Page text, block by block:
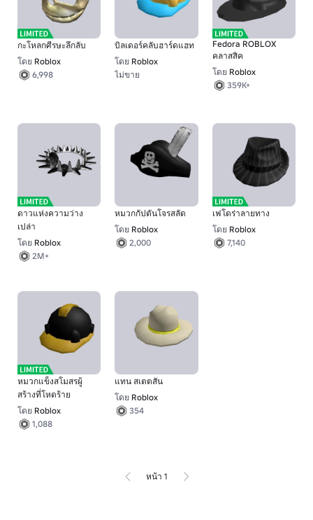
กะโหลกศีรษะลึกลับ
โดย Roblox
6,998
บิลเดอร์คลับฮาร์ดแฮท
โดย Roblox
ไม่ขาย
Fedora ROBLOX
คลาสสิค
โดย Roblox
359K+
ดาวแห่งความว่าง
เปล่า
โดย Roblox
2M+
หมวกกัปตันโจรสลัด
โดย Roblox
2,000
เฟโดร่าลายทาง
โดย Roblox
7,140
หมวกแข็งสโมสรผู้
สร้างที่โหดร้าย
โดย Roblox
1,088
แทน สเตตสัน
โดย Roblox
354
หน้า 1